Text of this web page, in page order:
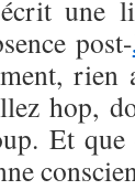
une
post-
hop,
Et